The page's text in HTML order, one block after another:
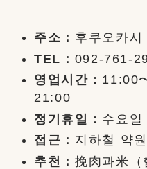
주소： 후쿠오카
TEL： 092-761-
영업시간： 11:00
21:00
정기휴일： 수요일
접근： 지하철 약
추천：挽肉과米（